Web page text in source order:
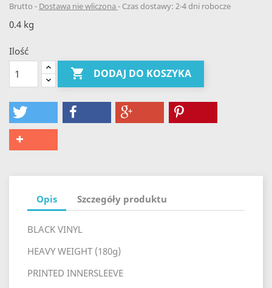
Brutto Dostawa nie wliczona Czas dostawy: 2-4 dni robocze
0.4 kg
Ilość
 DODAJ DO KOSZYKA
Opis Szczegóły produktu
BLACK VINYL
HEAVY WEIGHT (180g)
PRINTED INNERSLEEVE